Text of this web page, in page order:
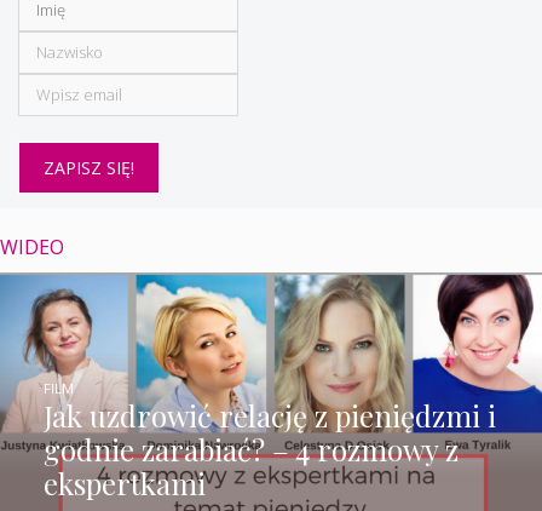
WIDEO
Jak uzdrowić relację z pieniędzmi i
godnie zarabiać? – 4 rozmowy z
ekspertkami
FILM